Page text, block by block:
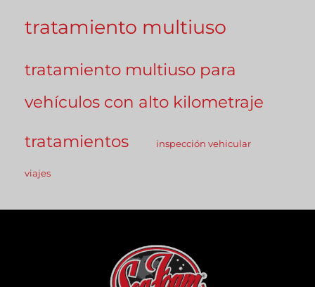
tratamiento multiuso
tratamiento multiuso para
vehículos con alto kilometraje
tratamientos inspección vehicular
viajes